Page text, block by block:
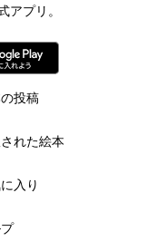
アプリ。
投稿
れた絵本
入り